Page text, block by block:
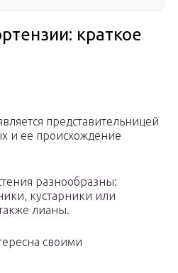
краткое
представительницей
и ее происхождение
разнообразны:
кустарники или
лианы.
своими